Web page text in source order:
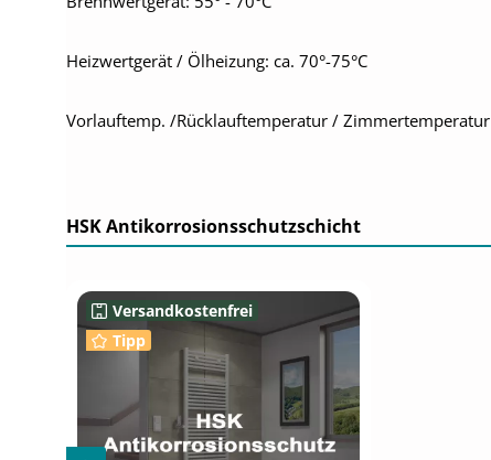
Heizwertgerät / Ölheizung: ca. 70°-75°C
Vorlauftemp. /Rücklauftemperatur / Zimmertemperatur
HSK Antikorrosionsschutzschicht
Produktgalerie überspringen
Versandkostenfrei
Tipp